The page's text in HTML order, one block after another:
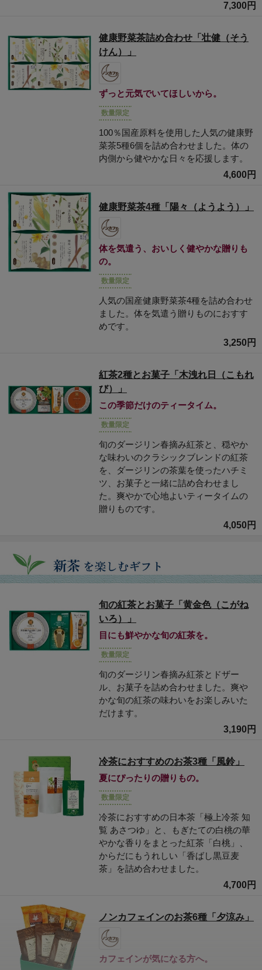
7,300円
健康野菜茶詰め合わせ「壮健（そう
けん）」
ずっと元気でいてほしいから。
数量限定
100％国産原料を使用した人気の健康野
菜茶5種6個を詰め合わせました。体の
内側から健やかな日々を応援します。
4,600円
健康野菜茶4種「陽々（ようよう）」
体を気遣う、おいしく健やかな贈りも
の。
数量限定
人気の国産健康野菜茶4種を詰め合わせ
ました。体を気遣う贈りものにおすす
めです。
3,250円
紅茶2種とお菓子「木洩れ日（こもれ
び）」
この季節だけのティータイム。
数量限定
旬のダージリン春摘み紅茶と、穏やか
な味わいのクラシックブレンドの紅茶
を、ダージリンの茶葉を使ったハチミ
ツ、お菓子と一緒に詰め合わせまし
た。爽やかで心地よいティータイムの
贈りものです。
4,050円
旬の紅茶とお菓子「黄金色（こがね
いろ）」
目にも鮮やかな旬の紅茶を。
数量限定
旬のダージリン春摘み紅茶とドザー
ル、お菓子を詰め合わせました。爽や
かな旬の紅茶の味わいをお楽しみいた
だけます。
3,190円
冷茶におすすめのお茶3種「風鈴」
夏にぴったりの贈りもの。
数量限定
冷茶におすすめの日本茶「極上冷茶 知
覧 あさつゆ」と、もぎたての白桃の華
やかな香りをまとった紅茶「白桃」、
からだにもうれしい「香ばし黒豆麦
茶」を詰め合わせました。
4,700円
ノンカフェインのお茶6種「夕涼み」
カフェインが気になる方へ。